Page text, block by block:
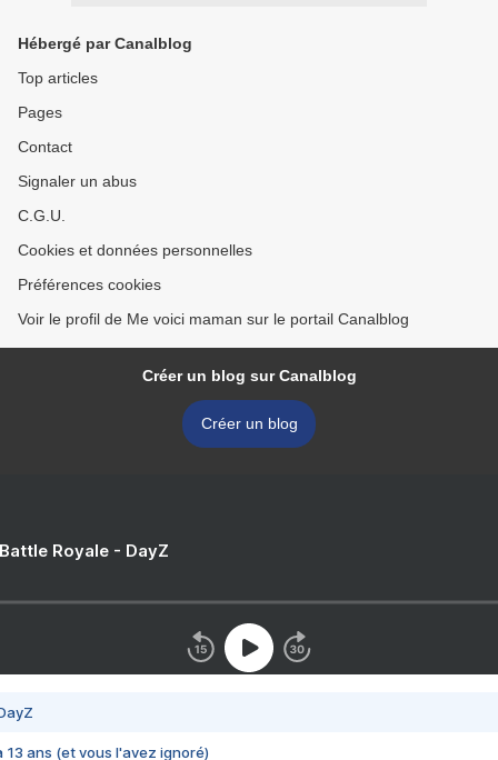
Hébergé par Canalblog
Top articles
Pages
Contact
Signaler un abus
C.G.U.
Cookies et données personnelles
Préférences cookies
Voir le profil de Me voici maman sur le portail Canalblog
Créer un blog sur Canalblog
Créer un blog
Royale - DayZ
13 ans (et vous l'avez ignoré)